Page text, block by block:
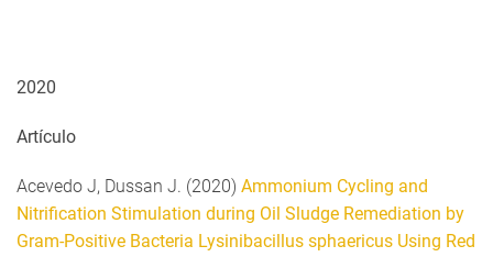
2020
Artículo
Acevedo J, Dussan J. (2020) Ammonium Cycling and
Nitrification Stimulation during Oil Sludge Remediation by
Gram-Positive Bacteria Lysinibacillus sphaericus Using Red